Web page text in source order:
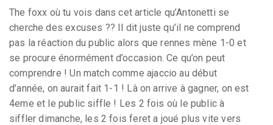
The foxx où tu vois dans cet article qu’Antonetti se
cherche des excuses ?? Il dit juste qu’il ne comprend
pas la réaction du public alors que rennes mène 1-0 et
se procure énormément d’occasion. Ce qu’on peut
comprendre ! Un match comme ajaccio au début
d’année, on aurait fait 1-1 ! Là on arrive à gagner, on est
4eme et le public siffle ! Les 2 fois où le public à
siffler dimanche, les 2 fois feret a joué plus vite vers